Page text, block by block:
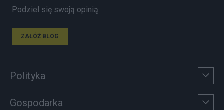
Podziel się swoją opinią
ZAŁÓŻ BLOG
Polityka
Gospodarka